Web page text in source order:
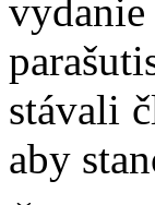
stávali
aby